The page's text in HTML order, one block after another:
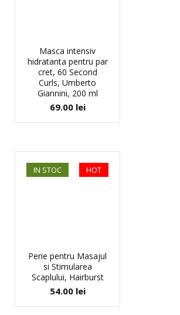
Masca intensiv
hidratanta pentru par
cret, 60 Second
Curls, Umberto
Giannini, 200 ml
69.00 lei
HOT
IN STOC
Perie pentru Masajul
si Stimularea
Scaplului, Hairburst
54.00 lei